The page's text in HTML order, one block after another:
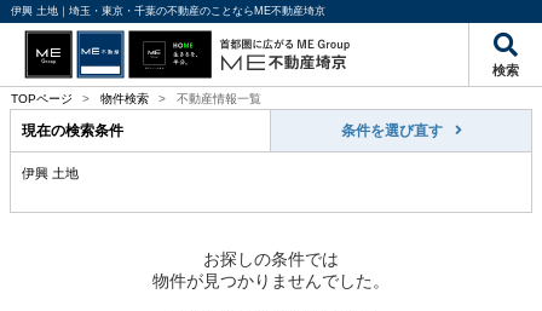
伊興 土地｜埼玉・東京・千葉の不動産のことならME不動産埼京
検索
TOPページ > 物件検索 > 不動産情報一覧
現在の検索条件 条件を選び直す
伊興 土地
お探しの条件では
物件が見つかりませんでした。